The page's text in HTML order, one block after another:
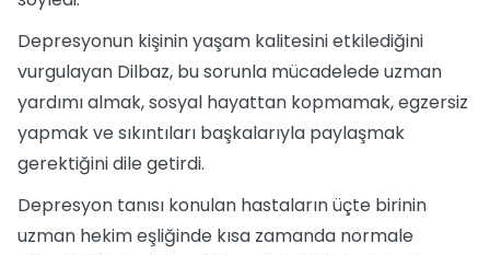
Depresyonun kişinin yaşam kalitesini etkilediğini
vurgulayan Dilbaz, bu sorunla mücadelede uzman
yardımı almak, sosyal hayattan kopmamak, egzersiz
yapmak ve sıkıntıları başkalarıyla paylaşmak
gerektiğini dile getirdi.
Depresyon tanısı konulan hastaların üçte birinin
uzman hekim eşliğinde kısa zamanda normale